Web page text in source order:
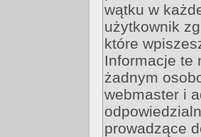
wątku w
użytkownik
które
Informacje te
żadnym
webmaster i
prowadzące